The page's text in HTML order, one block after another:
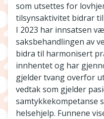
som utsettes for
tilsynsaktivitet bidrar
I 2023 har innsatsen
saksbehandlingen av
bidra til harmonisert
innhentet og har
gjelder tvang overfor
vedtak som gjelder
samtykkekompetanse
helsehjelp. Funnene